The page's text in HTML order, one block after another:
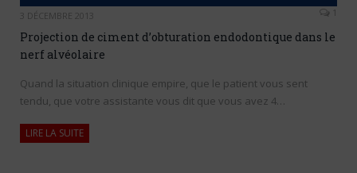
3 DÉCEMBRE 2013 1
Projection de ciment d’obturation endodontique dans le
nerf alvéolaire
Quand la situation clinique empire, que le patient vous sent
tendu, que votre assistante vous dit que vous avez 4…
LIRE LA SUITE